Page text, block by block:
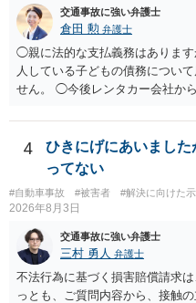
交通事故に強い弁護士
倉田 勲 弁護士
◯親に法的な支払義務はありま
人している子どもの債務につい
せん。 ◯今後レンタカー会社か
低いでしょう。 ◯親である私は
権者に対してご自身は支払いを
て請求するよう言う程度かと思い
4
ひきにげにあいまし
ってない
#自動車事故 #被害者 #解決に向けた
2026年8月3日
交通事故に強い弁護士
三村 勇人 弁護士
不法行為に基づく損害賠償請求
っとも、ご質問内容から、接触